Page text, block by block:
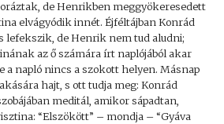
de Henrikben meggyökeresedett
elvágyódik innét. Éjféltájban Konrád
lefekszik, de Henrik nem tud aludni;
az ő számára írt naplójából akar
a napló nincs a szokott helyen. Másnap
hajt, s ott tudja meg: Konrád
meditál, amikor sápadtan,
“Elszökött” – mondja – “Gyáva